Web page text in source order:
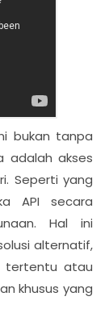
bukan tanpa
adalah akses
Seperti yang
API secara
Hal ini
alternatif,
tertentu atau
khusus yang